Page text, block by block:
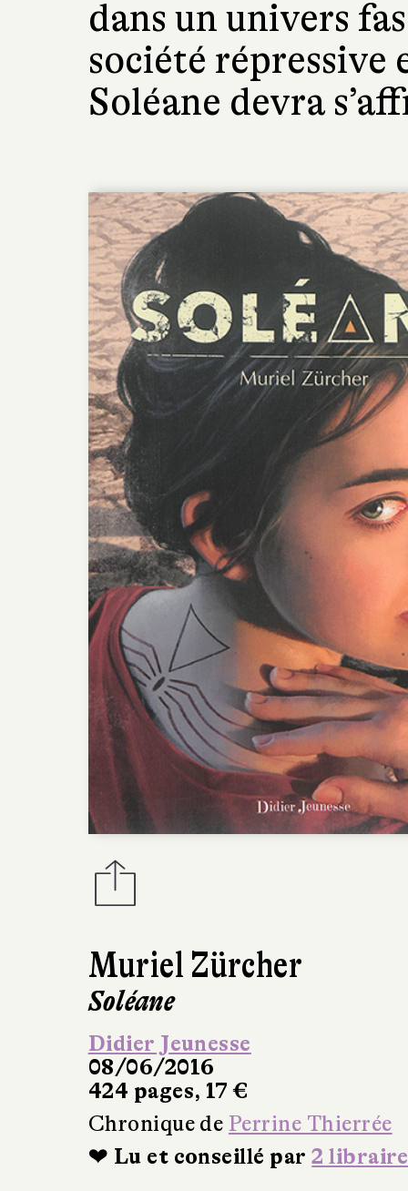
Muriel Zürcher
Soléane
Didier Jeunesse
08/06/2016
424 pages, 17 €
Chronique de Perrine Thierrée
❤ Lu et conseillé par2
dans un univers
société
Soléane devra